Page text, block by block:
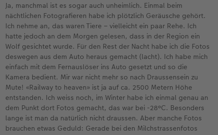
Ja, manchmal ist es sogar auch unheimlich. Einmal beim
nächtlichen Fotografieren habe ich plötzlich Geräusche gehört.
Ich nehme an, das waren Tiere – vielleicht ein paar Rehe. Ich
hatte jedoch an dem Morgen gelesen, dass in der Region ein
Wolf gesichtet wurde. Für den Rest der Nacht habe ich die Fotos
deswegen aus dem Auto heraus gemacht (lacht). Ich habe mich
einfach mit dem Fernauslöser ins Auto gesetzt und so die
Kamera bedient. Mir war nicht mehr so nach Draussensein zu
Mute! «Railway to heaven» ist ja auf ca. 2500 Metern Höhe
entstanden. Ich weiss noch, im Winter habe ich einmal genau an
dem Punkt dort Fotos gemacht, das war bei -28°C. Besonders
lange ist man da natürlich nicht draussen. Aber manche Fotos
brauchen etwas Geduld: Gerade bei den Milchstrassenfotos